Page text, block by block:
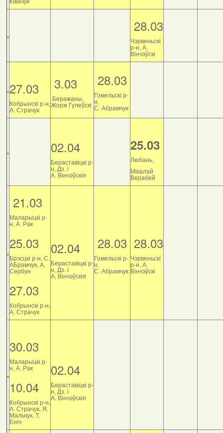
28.03
Чэрвеньскі
р-н, А.
Вінчэўскі
27.03
Кобрынскі р-н,
А. Страчук
3.03
Беражаны,
Жорж Гулеўскі
28.03
Гомельскі р-
н,
С. Абрамчук
02.04
Бераставіцкі р-
н, Дз. і
А. Вінчэўскія
25.03
Любань,
Мікалай
Верабей
21.03
Маларыцкі р-
н, А. Рак
25.03
Брэсцкі р-н, С.
АБрамчук, А.
Сербун
27.03
Кобрынскі р-н,
А. Страчук
02.04
Бераставіцкі р-
н, Дз. і
А. Вінчэўскія
28.03
Гомельскі р-
н,
С. Абрамчук
28.03
Чэрвеньскі
р-н, А.
Вінчэўскі
30.03
Маларыцкі р-
н, А. Рак
10.04
Кобрынскі р-н,
А. Страчук, Я.
Мальчук, Т.
Еніч
02.04
Бераставіцкі р-
н, Дз. і
А. Вінчэўскія